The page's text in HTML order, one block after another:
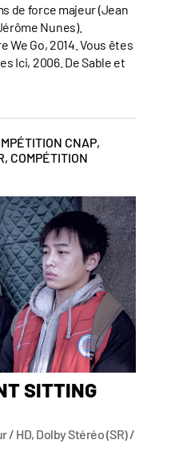
de force majeur (Jean
Nunes).
We Go, 2014. Vous êtes
Ici, 2006. De Sable et
CNAP,
, COMPÉTITION
SITTING
/ HD, Dolby Stéréo (SR) /